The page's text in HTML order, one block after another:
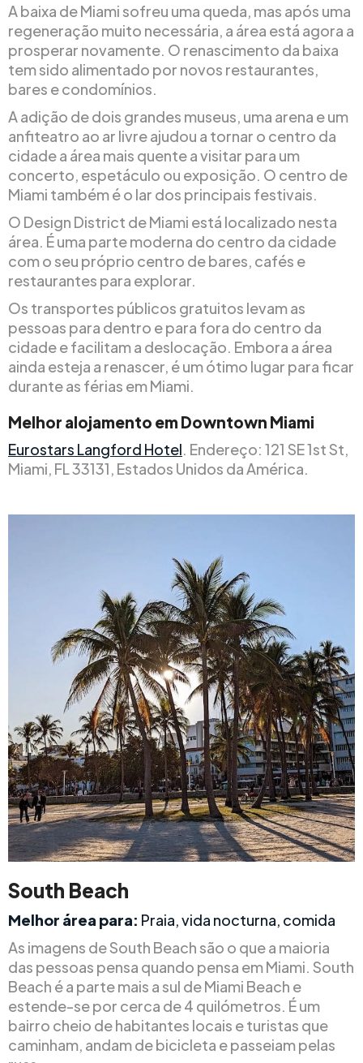
A baixa de Miami sofreu uma queda, mas após uma
regeneração muito necessária, a área está agora a
prosperar novamente. O renascimento da baixa
tem sido alimentado por novos restaurantes,
bares e condomínios.
A adição de dois grandes museus, uma arena e um
anfiteatro ao ar livre ajudou a tornar o centro da
cidade a área mais quente a visitar para um
concerto, espetáculo ou exposição. O centro de
Miami também é o lar dos principais festivais.
O Design District de Miami está localizado nesta
área. É uma parte moderna do centro da cidade
com o seu próprio centro de bares, cafés e
restaurantes para explorar.
Os transportes públicos gratuitos levam as
pessoas para dentro e para fora do centro da
cidade e facilitam a deslocação. Embora a área
ainda esteja a renascer, é um ótimo lugar para ficar
durante as férias em Miami.
Melhor alojamento em Downtown Miami
Eurostars Langford Hotel. Endereço: 121 SE 1st St,
Miami, FL 33131, Estados Unidos da América.
South Beach
Melhor área para: Praia, vida nocturna, comida
As imagens de South Beach são o que a maioria
das pessoas pensa quando pensa em Miami. South
Beach é a parte mais a sul de Miami Beach e
estende-se por cerca de 4 quilómetros. É um
bairro cheio de habitantes locais e turistas que
caminham, andam de bicicleta e passeiam pelas